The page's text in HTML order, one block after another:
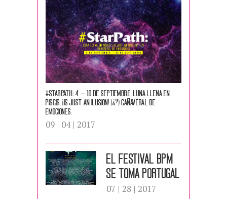
#STARPATH: 4 – 10 DE SEPTIEMBRE. Luna llena en
Piscis, ¡Is Just an Ilusion! (¿?) Cañaveral de
emociones.
09 | 04 | 2017
EL Festival BPM
se toma Portugal
07 | 28 | 2017